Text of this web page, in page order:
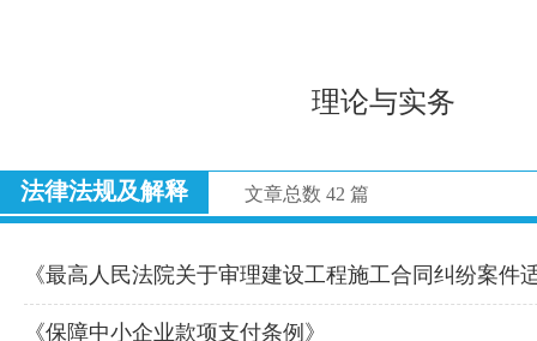
理论与实务
法律法规及解释 文章总数 42 篇
《最高人民法院关于审理建设工程施工合同纠纷案件
《保障中小企业款项支付条例》